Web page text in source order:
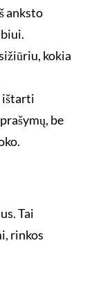
anksto
kokia
ištarti
be
Tai
rinkos